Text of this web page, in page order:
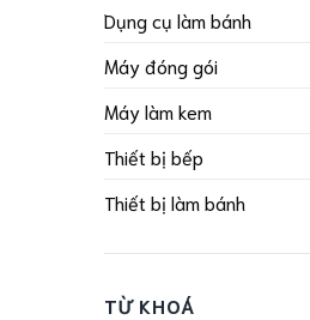
Dụng cụ làm bánh
Máy đóng gói
Máy làm kem
Thiết bị bếp
Thiết bị làm bánh
TỪ KHOÁ